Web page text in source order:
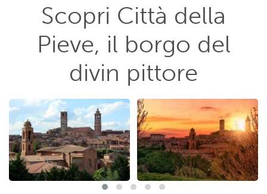
Scopri Città della
Pieve, il borgo del
divin pittore